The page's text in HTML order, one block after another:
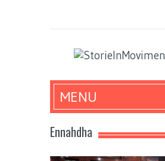
MENU
Ennahdha